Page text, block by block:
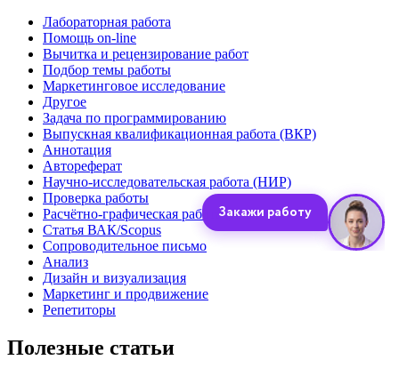
Лабораторная работа
Помощь on-line
Вычитка и рецензирование работ
Подбор темы работы
Маркетинговое исследование
Другое
Задача по программированию
Выпускная квалификационная работа (ВКР)
Аннотация
Автореферат
Научно-исследовательская работа (НИР)
Проверка работы
Расчётно-графическая работа (РГР)
Статья ВАК/Scopus
Сопроводительное письмо
Анализ
Дизайн и визуализация
Маркетинг и продвижение
Репетиторы
Полезные статьи